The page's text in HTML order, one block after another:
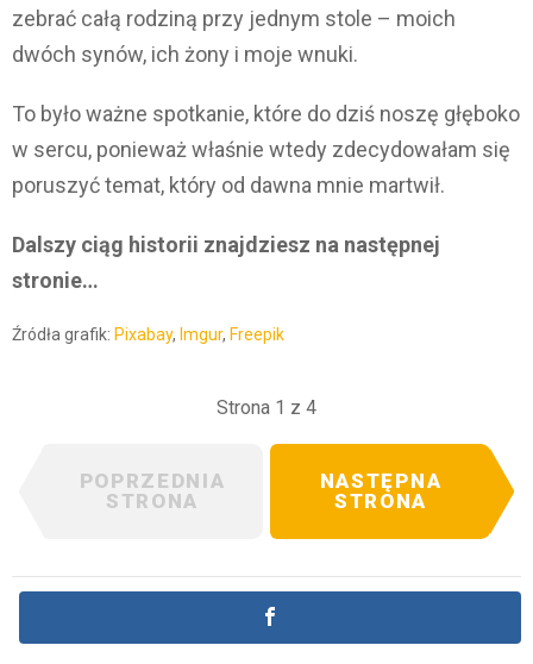
zebrać całą rodziną przy jednym stole – moich
dwóch synów, ich żony i moje wnuki.
To było ważne spotkanie, które do dziś noszę głęboko
w sercu, ponieważ właśnie wtedy zdecydowałam się
poruszyć temat, który od dawna mnie martwił.
Dalszy ciąg historii znajdziesz na następnej
stronie…
Źródła grafik: Pixabay, Imgur, Freepik
Strona 1 z 4
POPRZEDNIA
STRONA
NASTĘPNA
STRONA